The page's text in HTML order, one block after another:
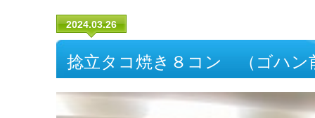
2024.03.26
捻立タコ焼き８コン （ゴハン